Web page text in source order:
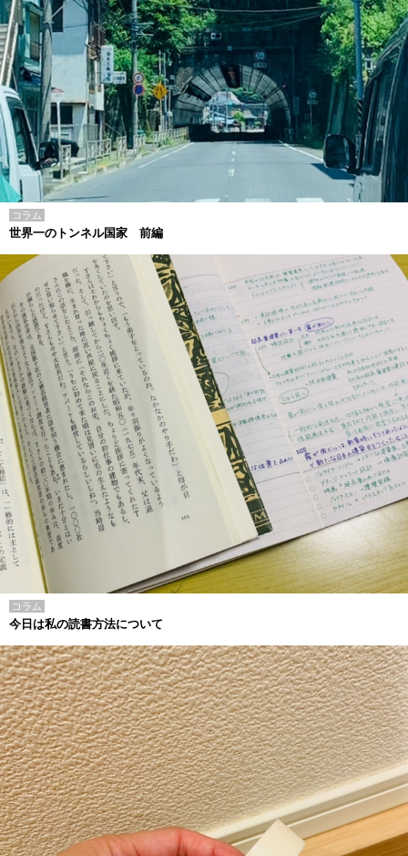
コラム
世界一のトンネル国家 前編
コラム
今日は私の読書方法について